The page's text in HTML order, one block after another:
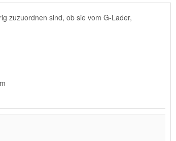
zuzuordnen sind, ob sie vom G-Lader,